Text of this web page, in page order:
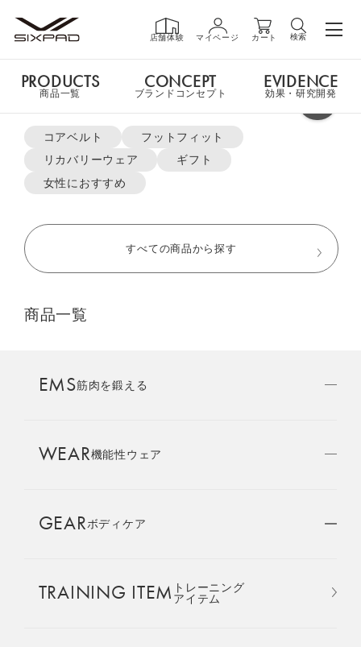
店舗体験 マイページ カート 検索
PRODUCTS商品一覧
GIFT ギフト
LIVE SHOPPING
AMBASSADOR
SIXPAD APP
COLUMN
LARGE ORDER ⼤⼝注⽂窓⼝
よく検索されているキーワード
コアベルト
フットフィット
リカバリーウェア
ギフト
女性におすすめ
すべての商品から探す
商品一覧
EMS筋肉を鍛える
WEAR機能性ウェア
GEARボディケア
TRAINING ITEM トレーニング
アイテム
PRODUCTS
商品一覧
CONCEPT
ブランドコンセプト
EVIDENCE
効果・研究開発
申し訳ございません。
おすすめ商品・新商品はこちら